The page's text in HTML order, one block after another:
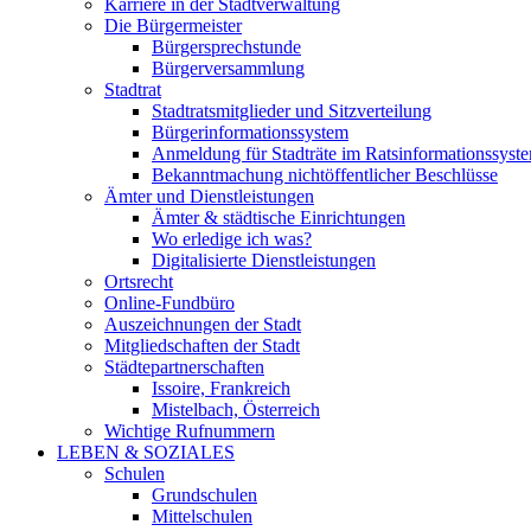
Karriere in der Stadtverwaltung
Die Bürgermeister
Bürgersprechstunde
Bürgerversammlung
Stadtrat
Stadtratsmitglieder und Sitzverteilung
Bürgerinformationssystem
Anmeldung für Stadträte im
Bekanntmachung nichtöffentlicher Beschlüsse
Ämter und Dienstleistungen
Ämter & städtische Einrichtungen
Wo erledige ich was?
Digitalisierte Dienstleistungen
Ortsrecht
Online-Fundbüro
Auszeichnungen der Stadt
Mitgliedschaften der Stadt
Städtepartnerschaften
Issoire, Frankreich
Mistelbach, Österreich
Wichtige Rufnummern
LEBEN & SOZIALES
Schulen
Grundschulen
Mittelschulen